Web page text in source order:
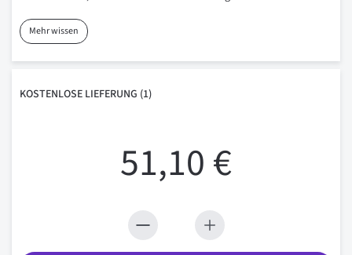
Mehr wissen
KOSTENLOSE LIEFERUNG (1)
51,10 €